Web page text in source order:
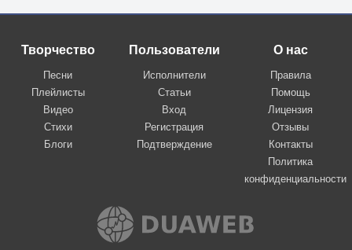
Творчество
Песни
Плейлисты
Видео
Стихи
Блоги
Пользователи
Исполнители
Статьи
Вход
Регистрация
Подтверждение
О нас
Правила
Помощь
Лицензия
Отзывы
Контакты
Политика
конфиденциальности